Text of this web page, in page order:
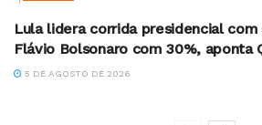
Lula lidera corrida presidencial
Flávio Bolsonaro com 30%, aponta
5 DE AGOSTO DE 2026